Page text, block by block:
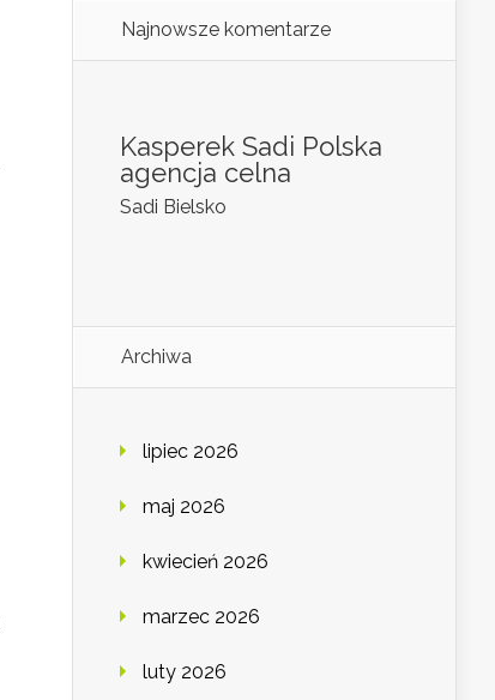
Najnowsze komentarze
Kasperek Sadi Polska
agencja celna
Sadi Bielsko
Archiwa
lipiec 2026
maj 2026
kwiecień 2026
marzec 2026
luty 2026